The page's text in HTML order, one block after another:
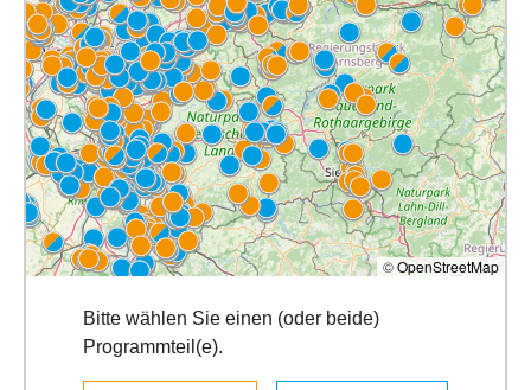
Bitte wählen Sie einen (oder beide)
Programmteil(e).
©OpenStreetMap